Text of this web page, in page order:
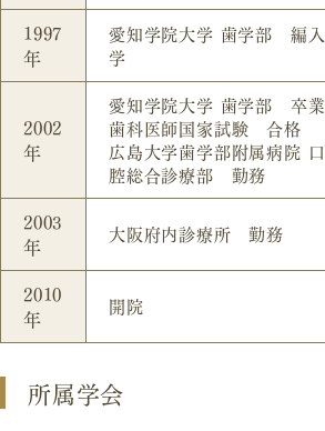
1997
年
愛知学院大学 歯学部 編入
学
2002
年
愛知学院大学 歯学部 卒業
歯科医師国家試験 合格
広島大学歯学部附属病院 口
腔総合診療部 勤務
2003
年
大阪府内診療所 勤務
2010
年
開院
所属学会